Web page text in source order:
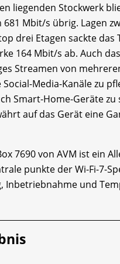
liegenden Stockwerk
Mbit/s übrig. Lagen
drei Etagen sackte das
164 Mbit/s ab. Auch
Streamen von
Media-Kanäle zu
Smart-Home-Geräte zu
auf das Gerät eine
7690 von AVM ist ein
punkte der Wi-Fi-7-
Inbetriebnahme und